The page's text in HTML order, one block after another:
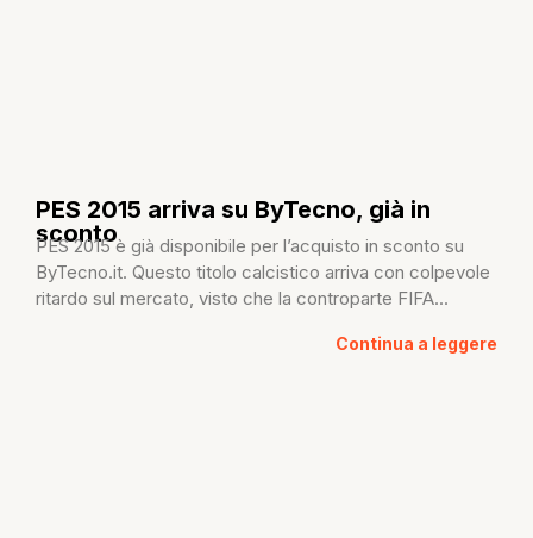
PES 2015 arriva su ByTecno, già in
sconto
PES 2015 è già disponibile per l’acquisto in sconto su
ByTecno.it. Questo titolo calcistico arriva con colpevole
ritardo sul mercato, visto che la controparte FIFA...
Continua a leggere